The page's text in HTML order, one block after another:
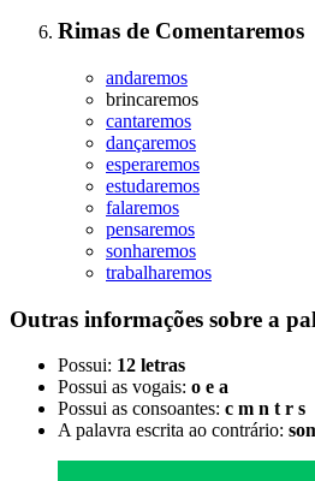
Rimas de Comentaremos
andaremos
brincaremos
cantaremos
dançaremos
esperaremos
estudaremos
falaremos
pensaremos
sonharemos
trabalharemos
Outras informações sobre a
Possui: 12 letras
Possui as vogais: o e a
Possui as consoantes: c m n t r s
A palavra escrita ao contrário: